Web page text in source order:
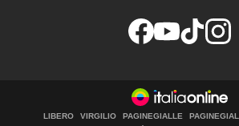
LIBERO VIRGILIO PAGINEGIALLE